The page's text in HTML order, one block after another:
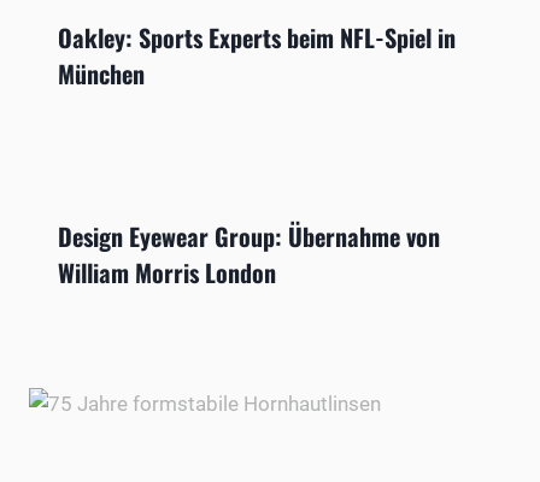
Oakley: Sports Experts beim NFL-Spiel in
München
Design Eyewear Group: Übernahme von
William Morris London